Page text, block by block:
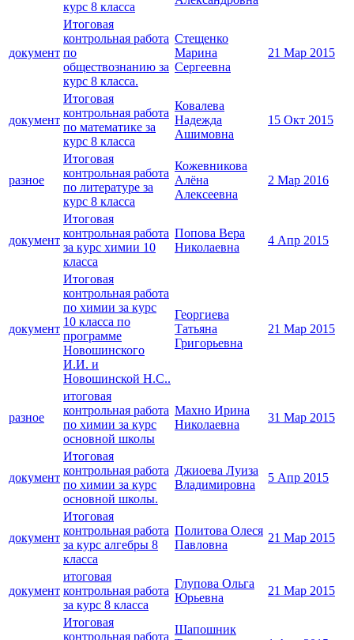
курс 8 класса
документ
Итоговая
контрольная работа
по
обществознанию за
курс 8 класса.
Стещенко
Марина
Сергеевна
21 Мар 2015
документ
Итоговая
контрольная работа
по математике за
курс 8 класса
Ковалева
Надежда
Ашимовна
15 Окт 2015
разное
Итоговая
контрольная работа
по литературе за
курс 8 класса
Кожевникова
Алёна
Алексеевна
2 Мар 2016
документ
Итоговая
контрольная работа
за курс химии 10
класса
Попова Вера
Николаевна
4 Апр 2015
документ
Итоговая
контрольная работа
по химии за курс
10 класса по
программе
Новошинского
И.И. и
Новошинской Н.С..
Георгиева
Татьяна
Григорьевна
21 Мар 2015
разное
итоговая
контрольная работа
по химии за курс
основной школы
Махно Ирина
Николаевна
31 Мар 2015
документ
Итоговая
контрольная работа
по химии за курс
основной школы.
Джиоева Луиза
Владимировна
5 Апр 2015
документ
Итоговая
контрольная работа
за курс алгебры 8
класса
Политова Олеся
Павловна
21 Мар 2015
документ
итоговая
контрольная работа
за курс 8 класса
Глупова Ольга
Юрьевна
21 Мар 2015
Итоговая
контрольная работа
Шапошник